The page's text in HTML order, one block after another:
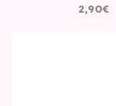
2,90€